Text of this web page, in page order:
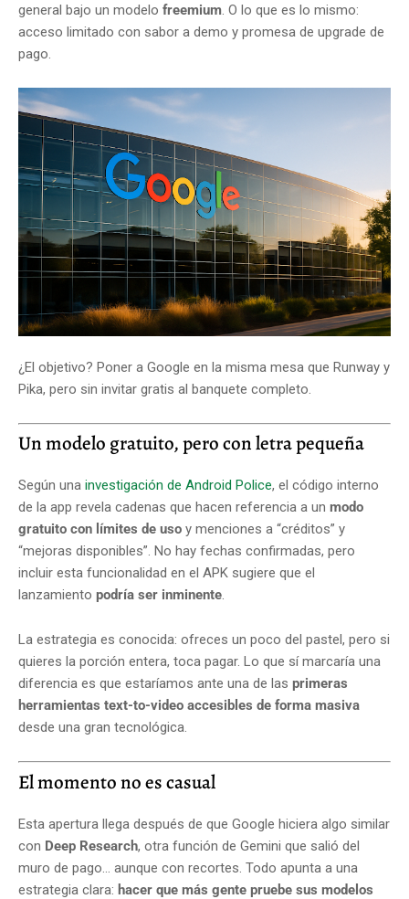
general bajo un modelo freemium. O lo que es lo mismo:
acceso limitado con sabor a demo y promesa de upgrade de
pago.
¿El objetivo? Poner a Google en la misma mesa que Runway y
Pika, pero sin invitar gratis al banquete completo.
Un modelo gratuito, pero con letra pequeña
Según una investigación de Android Police, el código interno
de la app revela cadenas que hacen referencia a un modo
gratuito con límites de uso y menciones a “créditos” y
“mejoras disponibles”. No hay fechas confirmadas, pero
incluir esta funcionalidad en el APK sugiere que el
lanzamiento podría ser inminente.
La estrategia es conocida: ofreces un poco del pastel, pero si
quieres la porción entera, toca pagar. Lo que sí marcaría una
diferencia es que estaríamos ante una de las primeras
herramientas text-to-video accesibles de forma masiva
desde una gran tecnológica.
El momento no es casual
Esta apertura llega después de que Google hiciera algo similar
con Deep Research, otra función de Gemini que salió del
muro de pago… aunque con recortes. Todo apunta a una
estrategia clara: hacer que más gente pruebe sus modelos